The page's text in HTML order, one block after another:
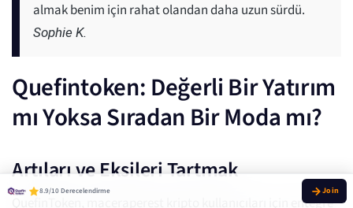
almak benim için rahat olandan daha uzun sürdü.
Sophie K.
Quefintoken: Değerli Bir Yatırım
mı Yoksa Sıradan Bir Moda mı?
Artıları ve Eksileri Tartmak
QuefinToken, maceraperest kripto kullanıcıları için entegre
8.9/10 Derecelendirme